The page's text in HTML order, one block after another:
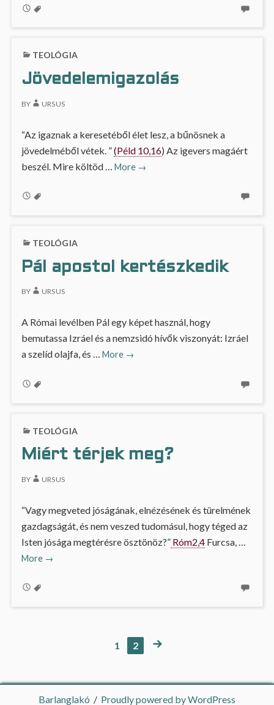
TEOLÓGIA
Jövedelemigazolás
BY URSUS
“Az igaznak a keresetéből élet lesz, a bűnösnek a
jövedelméből vétek. ”(Péld 10,16) Az igevers magáért
beszél. Mire költöd … More Jövedelemigazolás
→
TEOLÓGIA
Pál apostol kertészkedik
BY URSUS
A Római levélben Pál egy képet használ, hogy
bemutassa Izráel és a nemzsidó hívők viszonyát: Izráel
a szelíd olajfa, és … More
Pál
→
TEOLÓGIA
Miért térjek meg?
BY URSUS
“Vagy megveted jóságának, elnézésének és türelmének
gazdagságát, és nem veszed tudomásul, hogy téged az
Isten jósága megtérésre ösztönöz?”Róm2,4Furcsa, …
More
Miért
→
navigáció
PAGE
1 PAGE
2
NEXT
Barlanglakó Proudly powered by WordPress